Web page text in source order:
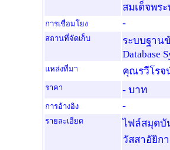
สมเด็จพร
การเชื่อมโยง -
สถานที่จัดเก็บ
ระบบฐาน
Database
แหล่งที่มา คุณรวีโรจ
ราคา - บาท
การอ้างอิง -
รายละเอียด
ไฟล์สมุดบั
วัสสาอัยิก